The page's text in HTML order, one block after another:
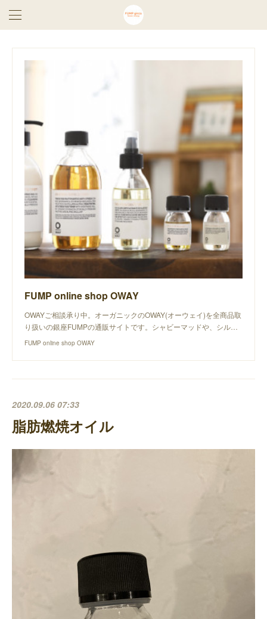
FUMP online shop OWAY
OWAYご相談承り中。オーガニックのOWAY(オーウェイ)を全商品取
り扱いの銀座FUMPの通販サイトです。シャビーマッドや、シル…
FUMP online shop OWAY
2020.09.06 07:33
脂肪燃焼オイル